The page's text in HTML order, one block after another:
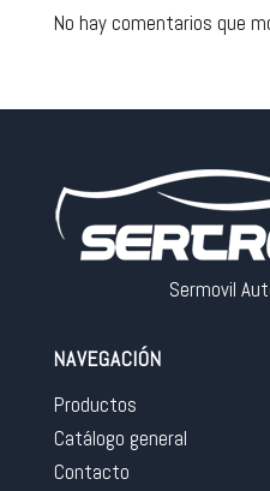
No hay comentarios que
Sermovil
NAVEGACIÓN
Productos
Catálogo general
Contacto